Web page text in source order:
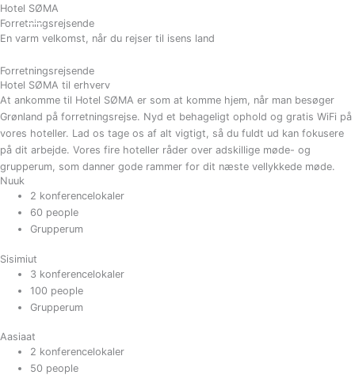
Gå
til
indholdet
Hotel SØMA
Forretningsrejsende
En varm velkomst, når du rejser til isens land
Forretningsrejsende
Hotel SØMA til erhverv
At ankomme til Hotel SØMA er som at komme hjem, når man besøger
Grønland på forretningsrejse. Nyd et behageligt ophold og gratis WiFi på
vores hoteller. Lad os tage os af alt vigtigt, så du fuldt ud kan fokusere
på dit arbejde. Vores fire hoteller råder over adskillige møde- og
grupperum, som danner gode rammer for dit næste vellykkede møde.
Nuuk
2 konferencelokaler
60 people
Grupperum
Sisimiut
3 konferencelokaler
100 people
Grupperum
Aasiaat
2 konferencelokaler
50 people